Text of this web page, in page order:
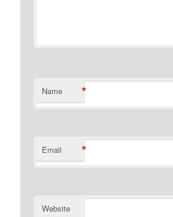
Name *
Email *
Website